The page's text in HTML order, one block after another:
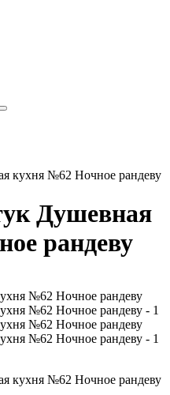
кухня №62 Ночное рандеву
Душевная
рандеву
кухня №62 Ночное рандеву